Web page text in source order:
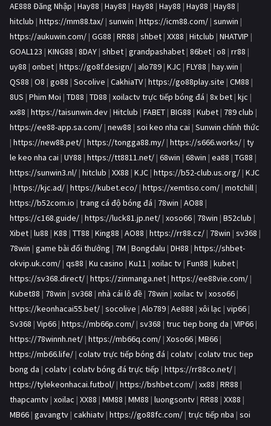
AE888 Đăng Nhập | Hay88 | Hay88 | Hay88 | Hay88 | Hay88 | Hay88 |
hitclub | https://mm88.tax/ | sunwin | https://icm88.com/ | sunwin |
https://aukuwin.com/ | GG88 | RR88 | shbet | XX88 | Hitclub | NHATVIP |
GOAL123 | KING88 | 8DAY | shbet | grandpashabet | 86bet | o8 | rr88 |
uy88 | onbet | https://go8f.design/ | alo789 | KJC | FLY88 | hay.win |
QS88 | O8 | go88 | Socolive | CakhiaTV | https://go88play.site | CM88 |
8US | Phim Moi | TD88 | TD88 | xoilactv trực tiếp bóng đá | 8x bet | kjc |
xx88 | https://taisunwin.dev | Hitclub | FABET | BIG88 | Kubet | 789 club |
https://ee88-app.sa.com/ | new88 | soi keo nha cai | Sunwin chính thức
| https://new88.pet/ | https://tongga88.my/ | https://s666.works/ | ty
le keo nha cai | UY88 | https://tt8811.net/ | 68win | 68win | ea88 | TG88 |
https://sunwin3.nl/ | hitclub | XX88 | KJC | https://b52-club.us.org/ | KJC
| https://kjc.ad/ | https://kubet.eco/ | https://xemtiso.com/ | motchill |
https://b52com.io | trang cá độ bóng đá | 78win | AO88 |
https://c168.guide/ | https://luck81.jp.net/ | xoso66 | 78win | B52club |
Xibet | lu88 | K88 | TT88 | King88 | AO88 | https://rr88.cz/ | 78win | sv368 |
78win | game bài đổi thưởng | 7M | Bongdalu | DH88 | https://shbet-
okvip.uk.com/ | qs88 | Ku casino | Ku11 | xoilac tv | Fun88 | kubet |
https://sv368.direct/ | https://zinmanga.net | https://ee88vie.com/ |
Kubet88 | 78win | sv368 | nhà cái lô đề | 78win | xoilac tv | xoso66 |
https://keonhacai55.bet/ | socolive | Alo789 | Ae888 | xôi lạc | vip66 |
Sv368 | Vip66 | https://mb66p.com/ | sv368 | truc tiep bong da | VIP66 |
https://78winnh.net/ | https://mb66q.com/ | Xoso66 | MB66 |
https://mb66.life/ | colatv trực tiếp bóng đá | colatv | colatv truc tiep
bong da | colatv | colatv bóng đá trực tiếp | https://rr88co.net/ |
https://tylekeonhacai.futbol/ | https://bshbet.com/ | xx88 | RR88 |
thapcamtv | xoilac | XX88 | MM88 | MM88 | luongsontv | RR88 | XX88 |
MB66 | gavangtv | cakhiatv | https://go88fc.com/ | trực tiếp nba | soi